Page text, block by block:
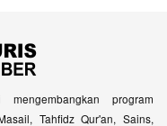
program
Tahfidz Qur'an, Sains,